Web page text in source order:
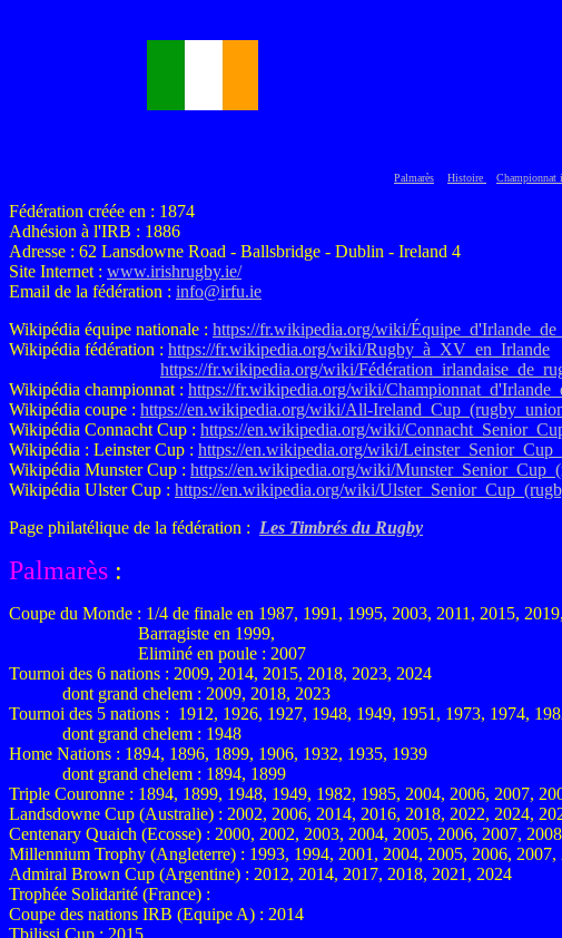
Palmarès
Histoire Championnat
Fédération créée en : 1874
Adhésion à l'IRB : 1886
Adresse : 62 Lansdowne Road - Ballsbridge - Dublin - Ireland 4
Site Internet : www.irishrugby.ie/
Email de la fédération : info@irfu.ie
Wikipédia équipe nationale : https://fr.wikipedia.org/wiki/
Wikipédia fédération : https://fr.wikipedia.org/wiki/Rugby_à_XV_en_Irlande
https://fr.wikipedia.org/wiki/
Wikipédia championnat : https://fr.wikipedia.org/wiki/
Wikipédia coupe : https://en.wikipedia.org/wiki/All-
Wikipédia Connacht Cup : https://en.wikipedia.org/wiki/
Wikipédia : Leinster Cup : https://en.wikipedia.org/wiki/
Wikipédia Munster Cup : https://en.wikipedia.org/wiki/
Wikipédia Ulster Cup : https://en.wikipedia.org/wiki/
Page philatélique de la fédération : Les Timbrés du Rugby
Palmarès :
Coupe du Monde : 1/4 de finale en 1987, 1991, 1995, 2003, 2011, 2015,
Barragiste en 1999,
Eliminé en poule : 2007
Tournoi des 6 nations : 2009, 2014, 2015, 2018, 2023, 2024
dont grand chelem : 2009, 2018, 2023
Tournoi des 5 nations : 1912, 1926, 1927, 1948, 1949, 1951, 1973, 1974,
dont grand chelem : 1948
Home Nations : 1894, 1896, 1899, 1906, 1932, 1935, 1939
dont grand chelem : 1894, 1899
Triple Couronne : 1894, 1899, 1948, 1949, 1982, 1985, 2004, 2006, 2007,
Landsdowne Cup (Australie) : 2002, 2006, 2014, 2016, 2018, 2022, 2024,
Centenary Quaich (Ecosse) : 2000, 2002, 2003, 2004, 2005, 2006, 2007,
Millennium Trophy (Angleterre) : 1993, 1994, 2001, 2004, 2005, 2006,
Admiral Brown Cup (Argentine) : 2012, 2014, 2017, 2018, 2021, 2024
Trophée Solidarité (France) :
Coupe des nations IRB (Equipe A) : 2014
Tbilissi Cup : 2015